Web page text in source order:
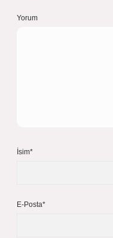
Yorum
İsim*
E-Posta*